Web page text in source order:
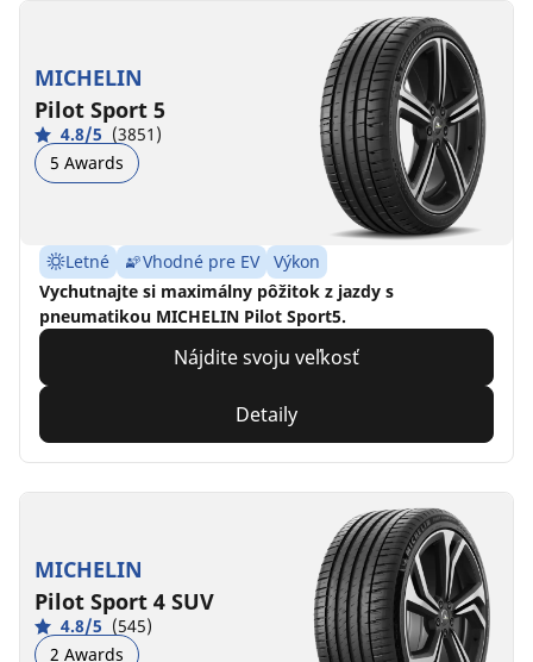
MICHELIN
Pilot Sport 5
4.8/5 (3851)
5 Awards
Letné Vhodné pre EV
Výkon
Vychutnajte si maximálny pôžitok z jazdy s
pneumatikou MICHELIN Pilot Sport5.
Nájdite svoju veľkosť
Detaily
MICHELIN
Pilot Sport 4 SUV
4.8/5 (545)
2 Awards